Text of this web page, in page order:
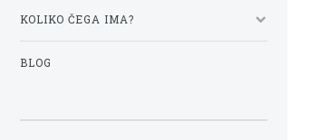
KOLIKO ČEGA IMA?
BLOG